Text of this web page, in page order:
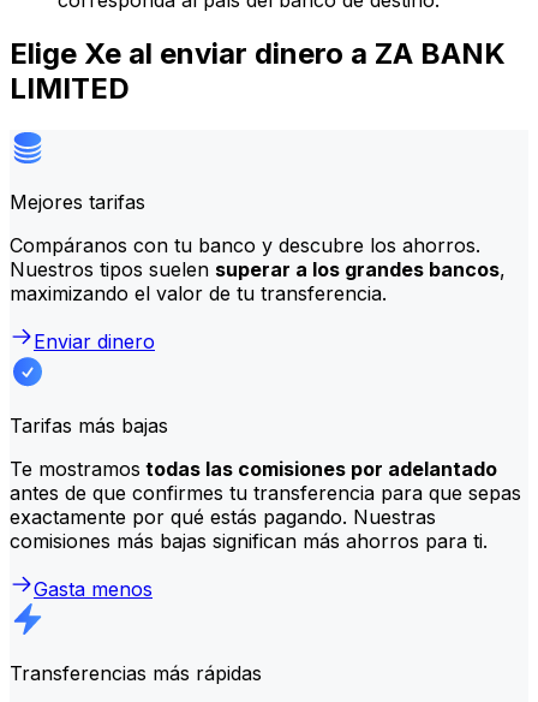
Elige Xe al enviar dinero a ZA BANK
LIMITED
Mejores tarifas
Compáranos con tu banco y descubre los ahorros.
Nuestros tipos suelen superar a los grandes bancos,
maximizando el valor de tu transferencia.
Enviar dinero
Tarifas más bajas
Te mostramos todas las comisiones por adelantado
antes de que confirmes tu transferencia para que sepas
exactamente por qué estás pagando. Nuestras
comisiones más bajas significan más ahorros para ti.
Gasta menos
Transferencias más rápidas